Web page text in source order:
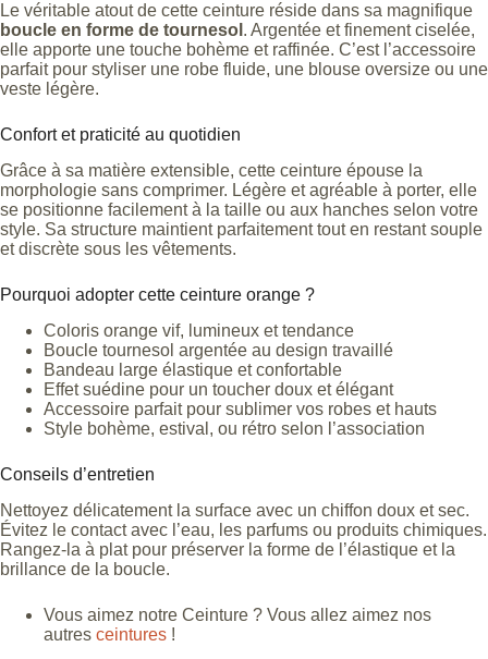
Le véritable atout de cette ceinture réside dans sa magnifique
boucle en forme de tournesol . Argentée et finement ciselée,
elle apporte une touche bohème et raffinée. C’est l’accessoire
parfait pour styliser une robe fluide, une blouse oversize ou une
veste légère.
Confort et praticité au quotidien
Grâce à sa matière extensible, cette ceinture épouse la
morphologie sans comprimer. Légère et agréable à porter, elle
se positionne facilement à la taille ou aux hanches selon votre
style. Sa structure maintient parfaitement tout en restant souple
et discrète sous les vêtements.
Pourquoi adopter cette ceinture orange ?
Coloris orange vif, lumineux et tendance
Boucle tournesol argentée au design travaillé
Bandeau large élastique et confortable
Effet suédine pour un toucher doux et élégant
Accessoire parfait pour sublimer vos robes et hauts
Style bohème, estival, ou rétro selon l’association
Conseils d’entretien
Nettoyez délicatement la surface avec un chiffon doux et sec.
Évitez le contact avec l’eau, les parfums ou produits chimiques.
Rangez-la à plat pour préserver la forme de l’élastique et la
brillance de la boucle.
Vous aimez notre Ceinture ? Vous allez aimez nos
autres ceintures !